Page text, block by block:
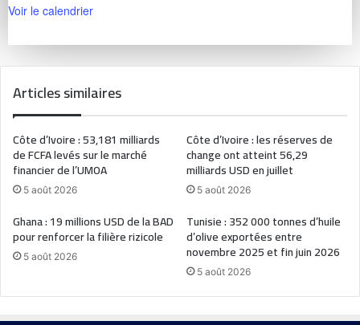
Voir le calendrier
Articles similaires
Côte d’Ivoire : 53,181 milliards
de FCFA levés sur le marché
financier de l’UMOA
5 août 2026
Côte d’Ivoire : les réserves de
change ont atteint 56,29
milliards USD en juillet
5 août 2026
Ghana : 19 millions USD de la BAD
pour renforcer la filière rizicole
5 août 2026
Tunisie : 352 000 tonnes d’huile
d’olive exportées entre
novembre 2025 et fin juin 2026
5 août 2026